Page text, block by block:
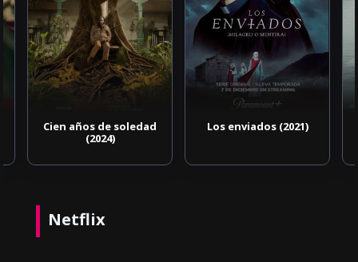
Cien años de soledad
(2024)
Los enviados (2021)
Netflix